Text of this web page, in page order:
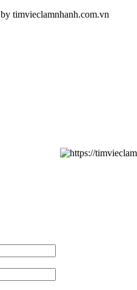
by timvieclamnhanh.com.vn